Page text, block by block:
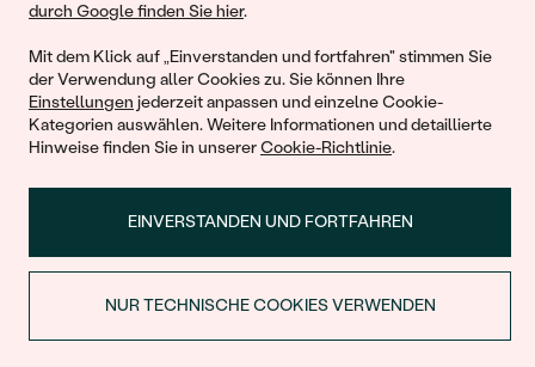
durch Google finden Sie hier.
Mit dem Klick auf „Einverstanden und fortfahren" stimmen Sie
der Verwendung aller Cookies zu. Sie können Ihre
Einstellungen jederzeit anpassen und einzelne Cookie-
Kategorien auswählen. Weitere Informationen und detaillierte
Hinweise finden Sie in unsererCookie-Richtlinie.
EINVERSTANDEN UND FORTFAHREN
NUR TECHNISCHE COOKIES VERWENDEN
© 2011 - 2026, Eppi.de
WarenkorbRABATT BEIM ERSTEN KAUF